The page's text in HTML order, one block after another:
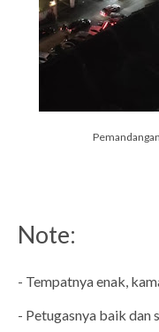
Note:
- Tempatnya enak,
- Petugasnya baik dan